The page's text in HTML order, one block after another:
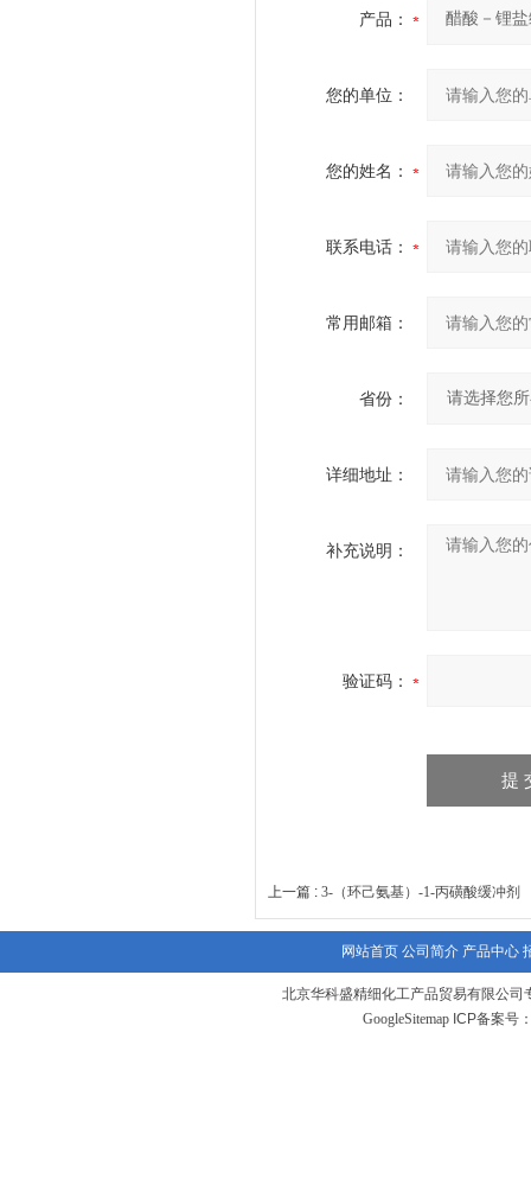
产品：
您的单位：
您的姓名：
联系电话：
常用邮箱：
省份：
详细地址：
补充说明：
验证码：
上一篇 : 3-（环己氨基）-1-丙磺酸缓冲剂
网站首页 公司简介 产品中心
北京华科盛精细化工产品贸易有限公
GoogleSitemap ICP备案号